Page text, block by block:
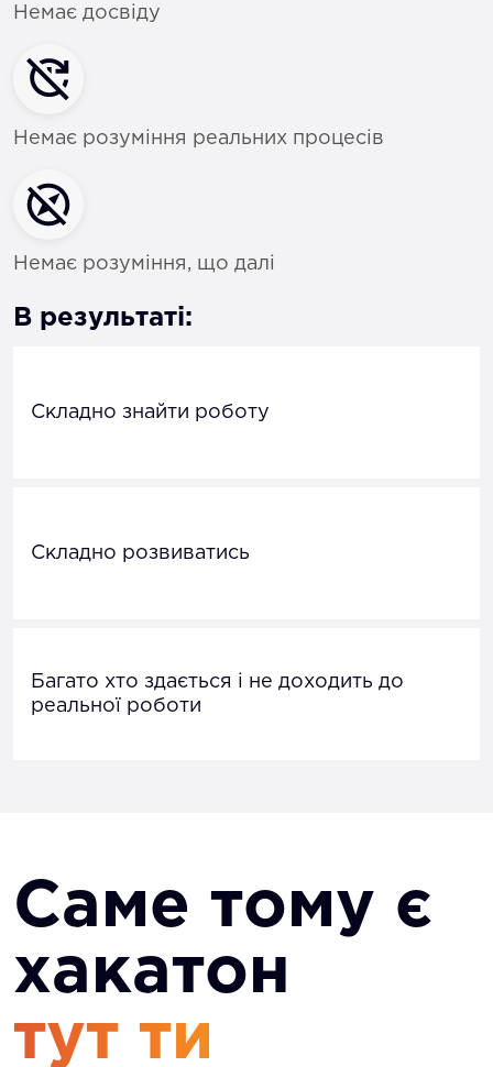
Немає досвіду
Немає розуміння реальних процесів
Немає розуміння, що далі
В результаті:
Складно знайти роботу
Складно розвиватись
Багато хто здається і не доходить до
реальної роботи
Саме тому є
хакатон
тут ти